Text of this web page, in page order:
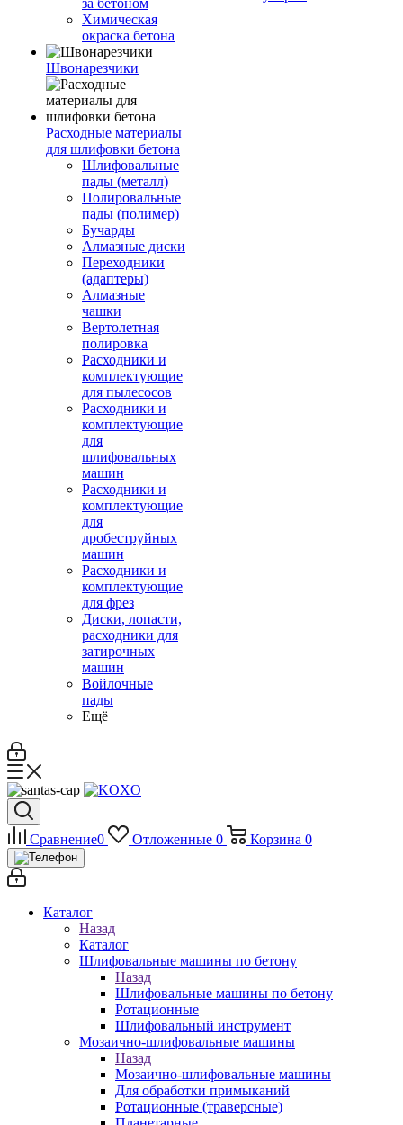
за бетоном
Химическая
окраска бетона
Швонарезчики
Расходные материалы
для шлифовки бетона
Шлифовальные
пады (металл)
Полировальные
пады (полимер)
Бучарды
Алмазные диски
Переходники
(адаптеры)
Алмазные
чашки
Вертолетная
полировка
Расходники и
комплектующие
для пылесосов
Расходники и
комплектующие
для
шлифовальных
машин
Расходники и
комплектующие
для
дробеструйных
машин
Расходники и
комплектующие
для фрез
Диски, лопасти,
расходники для
затирочных
машин
Войлочные
пады
Ещё
Сравнение0 Отложенные 0 Корзина 0
Каталог
Назад
Каталог
Шлифовальные машины по бетону
Назад
Шлифовальные машины по бетону
Ротационные
Шлифовальный инструмент
Мозаично-шлифовальные машины
Назад
Мозаично-шлифовальные машины
Для обработки примыканий
Ротационные (траверсные)